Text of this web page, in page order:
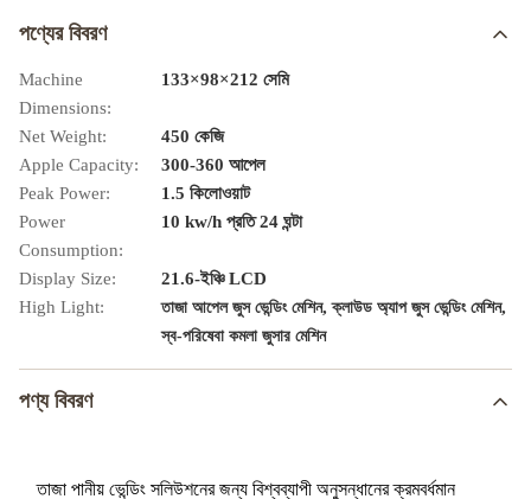
পণ্যের বিবরণ
Machine
Dimensions:
133×98×212 সেমি
Net Weight:
450 কেজি
Apple Capacity:
300-360 আপেল
Peak Power:
1.5 কিলোওয়াট
Power
Consumption:
10 kw/h প্রতি 24 ঘন্টা
Display Size:
21.6-ইঞ্চি LCD
High Light:
তাজা আপেল জুস ভেন্ডিং মেশিন,ক্লাউড অ্যাপ জুস ভেন্ডিং মেশিন,
স্ব-পরিষেবা কমলা জুসার মেশিন
পণ্য বিবরণ
তাজা পানীয় ভেন্ডিং সলিউশনের জন্য বিশ্বব্যাপী অনুসন্ধানের ক্রমবর্ধমান